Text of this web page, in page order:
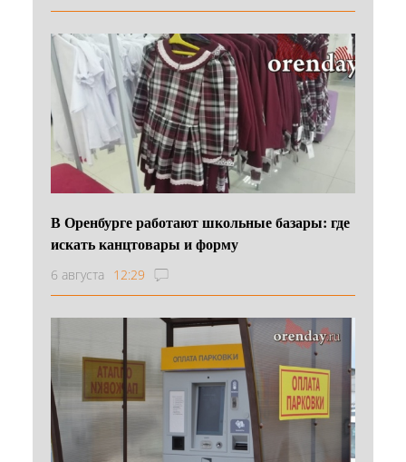
В Оренбурге работают школьные базары: где
искать канцтовары и форму
6 августа 12:29